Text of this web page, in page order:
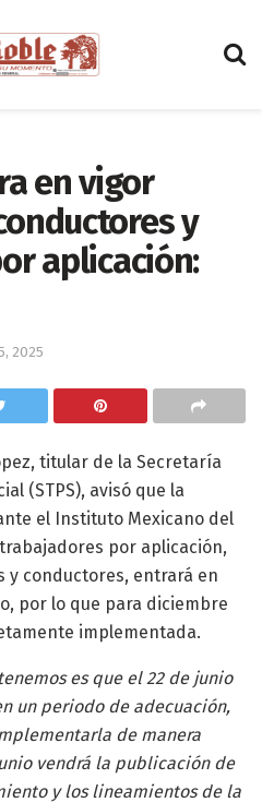
en vigor
y
aplicación:
2025
titular de la Secretaría
(STPS), avisó que la
el Instituto Mexicano del
por aplicación,
y conductores, entrará en
por lo que para diciembre
implementada.
es que el 22 de junio
un periodo de adecuación,
de manera
vendrá la publicación de
y los lineamientos de la